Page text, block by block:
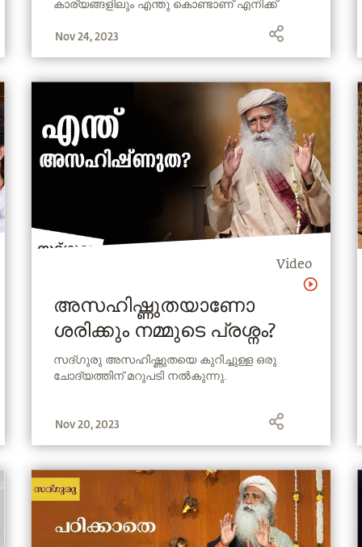
കാര്യങ്ങളിലും എന്തു കൊണ്ടാണ് എനിക്ക്
Nov 24, 2023
Video
അസഹിഷ്ണുതയാണോ
ശരിക്കും നമ്മുടെ പ്രശ്നം?
സദ്ഗുരു അസഹിഷ്ണുതയെ കുറിച്ചുള്ള ഒരു
ചോദ്യത്തിന് മറുപടി നല്‍കുന്നു.
Nov 20, 2023